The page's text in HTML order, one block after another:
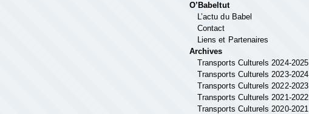
O’Babeltut
L’actu du Babel
Contact
Liens et Partenaires
Archives
Transports Culturels 2024-2025
Transports Culturels 2023-2024
Transports Culturels 2022-2023
Transports Culturels 2021-2022
Transports Culturels 2020-2021